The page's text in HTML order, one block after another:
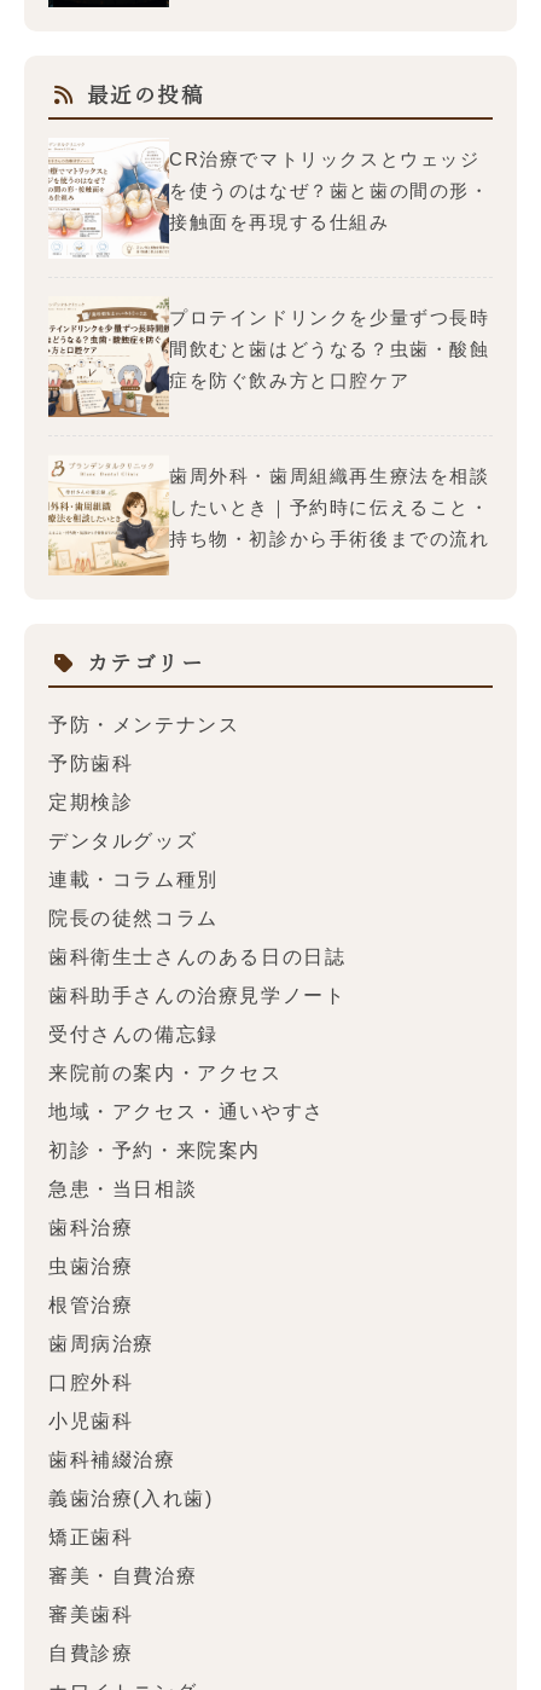
最近の投稿
CR治療でマトリックスとウェッジ
を使うのはなぜ？歯と歯の間の形・
接触面を再現する仕組み
プロテインドリンクを少量ずつ長時
間飲むと歯はどうなる？虫歯・酸蝕
症を防ぐ飲み方と口腔ケア
歯周外科・歯周組織再生療法を相談
したいとき｜予約時に伝えること・
持ち物・初診から手術後までの流れ
カテゴリー
予防・メンテナンス
予防歯科
定期検診
デンタルグッズ
連載・コラム種別
院長の徒然コラム
歯科衛生士さんのある日の日誌
歯科助手さんの治療見学ノート
受付さんの備忘録
来院前の案内・アクセス
地域・アクセス・通いやすさ
初診・予約・来院案内
急患・当日相談
歯科治療
虫歯治療
根管治療
歯周病治療
口腔外科
小児歯科
歯科補綴治療
義歯治療(入れ歯)
矯正歯科
審美・自費治療
審美歯科
自費診療